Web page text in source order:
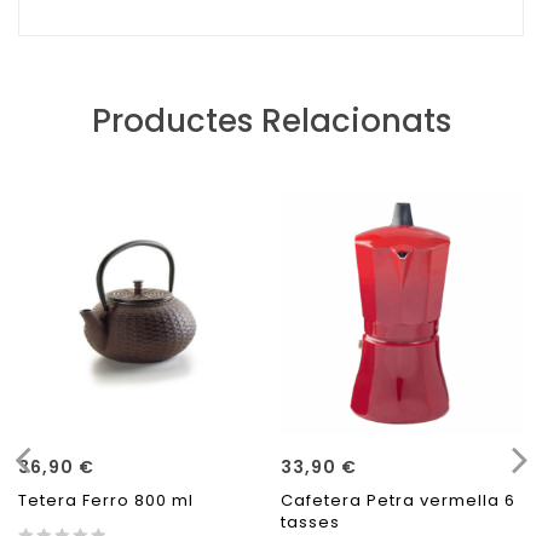
Productes Relacionats
36,90 €
Tetera Ferro 800 ml
33,90 €
Cafetera Petra vermella 6
tasses